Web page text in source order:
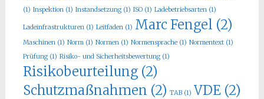
(1) Inspektion(1) Instandsetzung(1) ISO(1) Ladebetriebsarten(1)
Ladeinfrastrukturen(1) Leitfaden(1) Marc Fengel (2)
Maschinen(1) Norm(1) Normen(1) Normensprache(1) Normentext(1)
Prüfung(1) Risiko- und Sicherheitsbewertung(1)
Risikobeurteilung(2)
Schutzmaßnahmen (2) TAB(1) VDE(2)